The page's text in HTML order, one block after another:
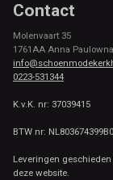
Contact
Molenvaart 35
1761AA Anna Paulowna
0223-531344
K.v.K. nr: 37039415
BTW nr:
Leveringen
deze website.